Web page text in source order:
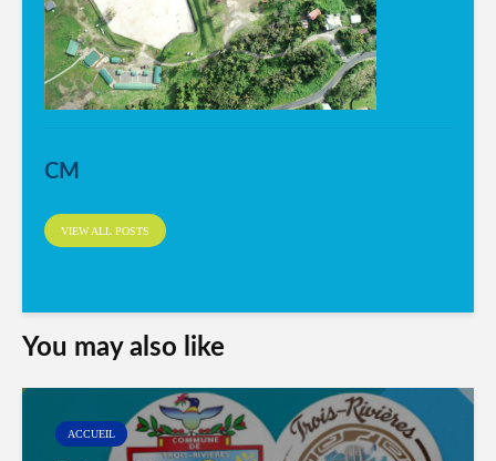
CM
VIEW ALL POSTS
You may also like
ACCUEIL